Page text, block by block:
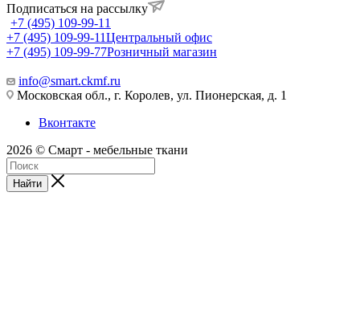
Подписаться на рассылку
+7 (495) 109-99-11
+7 (495) 109-99-11Центральный офис
+7 (495) 109-99-77Розничный магазин
info@smart.ckmf.ru
Московская обл., г. Королев, ул. Пионерская, д. 1
Вконтакте
2026 © Смарт - мебельные ткани
Найти